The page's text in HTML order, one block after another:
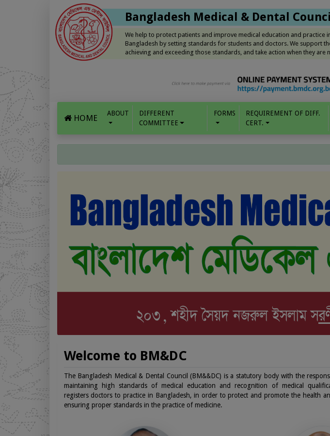
Bangladesh Medical & Dental Council
We help to protect patients and improve medical education and practice
Bangladesh by setting standards for students and doctors. We support
achieving and exceeding those standards, and take action when they are
HOME ABOUT
DIFFERENT
COMMITTEE
FORMS
REQUIREMENT OF DIFF.
CERT.
Previous
Welcome to BM&DC
The Bangladesh Medical & Dental Council (BM&&DC) is a statutory body with the
maintaining high standards of medical education and recognition of medical
registers doctors to practice in Bangladesh, in order to protect and promote the health
ensuring proper standards in the practice of medicine.